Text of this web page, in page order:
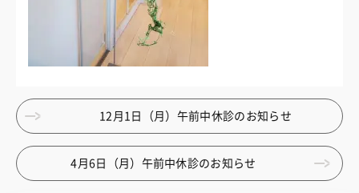
12月1日（月）午前中休診のお知らせ
4月6日（月）午前中休診のお知らせ